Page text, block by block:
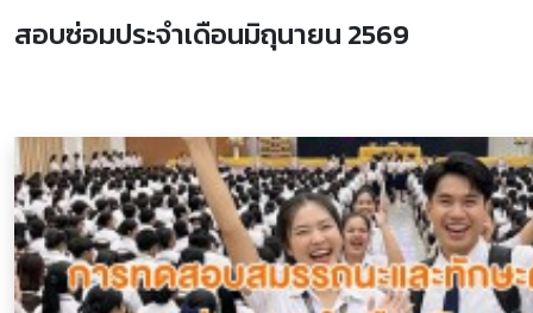
สอบซ่อมประจำเดือนมิถุนายน 2569